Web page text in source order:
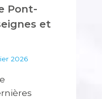
Pont-
et
2026